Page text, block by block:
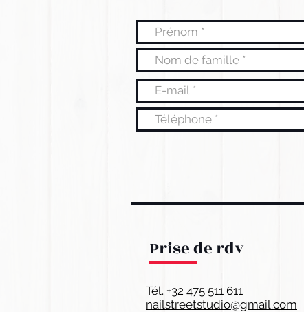
Prise de rdv
Tél. +32 475 511 611
nailstreetstudio@gmail.com